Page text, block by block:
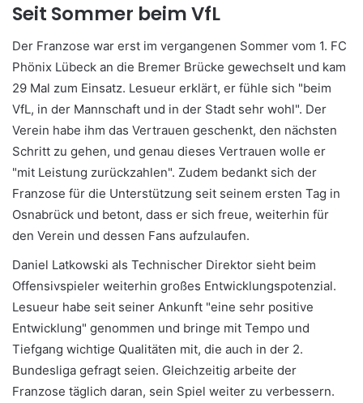
Seit Sommer beim VfL
Der Franzose war erst im vergangenen Sommer vom 1. FC
Phönix Lübeck an die Bremer Brücke gewechselt und kam
29 Mal zum Einsatz. Lesueur erklärt, er fühle sich "beim
VfL, in der Mannschaft und in der Stadt sehr wohl". Der
Verein habe ihm das Vertrauen geschenkt, den nächsten
Schritt zu gehen, und genau dieses Vertrauen wolle er
"mit Leistung zurückzahlen". Zudem bedankt sich der
Franzose für die Unterstützung seit seinem ersten Tag in
Osnabrück und betont, dass er sich freue, weiterhin für
den Verein und dessen Fans aufzulaufen.
Daniel Latkowski als Technischer Direktor sieht beim
Offensivspieler weiterhin großes Entwicklungspotenzial.
Lesueur habe seit seiner Ankunft "eine sehr positive
Entwicklung" genommen und bringe mit Tempo und
Tiefgang wichtige Qualitäten mit, die auch in der 2.
Bundesliga gefragt seien. Gleichzeitig arbeite der
Franzose täglich daran, sein Spiel weiter zu verbessern.